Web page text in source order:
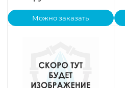
Можно заказать